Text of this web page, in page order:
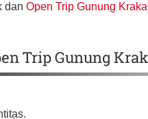
dan Open Trip Gunung
Trip Gunung